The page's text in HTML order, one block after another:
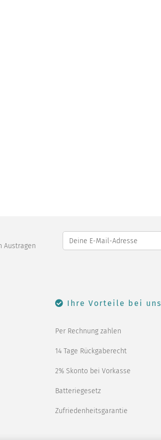
Austragen
Ihre Vorteile bei uns
Per Rechnung zahlen
14 Tage Rückgaberecht
2% Skonto bei Vorkasse
Batteriegesetz
Zufriedenheitsgarantie